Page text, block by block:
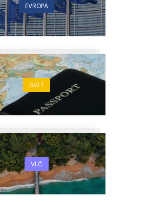
EVROPA
SVET
VEČ